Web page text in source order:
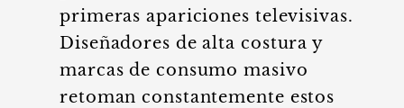
primeras apariciones televisivas.
Diseñadores de alta costura y
marcas de consumo masivo
retoman constantemente estos